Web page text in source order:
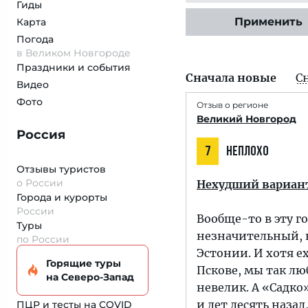
Гиды
Карта
Погода
в Великом Новгороде
Праздники и события
Видео
Фото
Россия
Отзывы туристов
о России
Города и курорты
России
Туры
по России
Горящие туры
на Северо-Запад
ПЦР и тесты на COVID
Применить
Сначала новые
Отзыв о регионе
Великий Новгород
7 НЕПЛОХО
Нехудший
Вообще-то в эту
незначительный,
Эстонии. И хотя
Пскове, мы так
невелик. А
и лет десять